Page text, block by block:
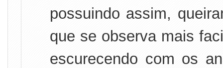
possuindo assim,
que se observa mais
escurecendo com os